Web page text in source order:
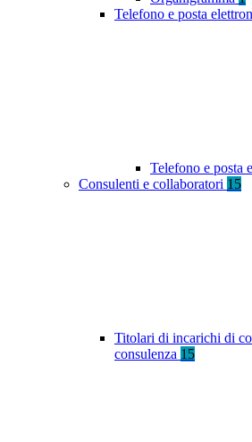
Telefono e posta
Telefono e posta
Consulenti e collaboratori 15
Titolari di incarichi di
consulenza 15